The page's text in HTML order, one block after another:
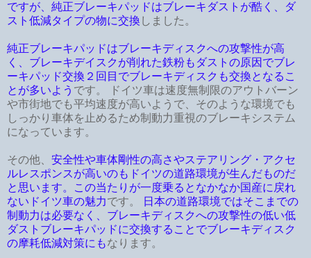
ですが、純正ブレーキパッドはブレーキダストが酷く、ダ
スト低減タイプの物に交換 しました。
純正ブレーキパッドはブレーキディスクへの攻撃性が高
く、ブレーキデイスクが削れた鉄粉もダストの原因でブレ
ーキパッド交換２回目でブレーキディスクも交換となるこ
とが多いよう です。 ドイツ車は速度無制限のアウトバーン
や市街地でも平均速度が高いようで、そのような環境でも
しっかり車体を止めるため制動力重視のブレーキシステム
になっています。
その他、 安全性や車体剛性の高さやステアリング・アクセ
ルレスポンスが高いのもドイツの道路環境が生んだものだ
と思います。この当たりが一度乗るとなかなか国産に戻れ
ないドイツ車の魅力です。
日本の道路環境ではそこまでの
制動力は必要なく、ブレーキディスクへの攻撃性の低い低
ダストブレーキパッドに交換することでブレーキディスク
の摩耗低減対策にもなります。